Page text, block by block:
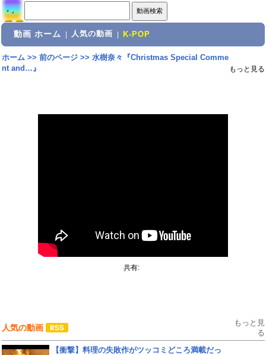
動画 ホーム 人気の動画 K-POP
ホーム>> 前のページ>> 水樹奈々『Christmas Special Comme
nt and…』
もっと見る
共有:
人気の動画
もっと見
る
【衝撃】料理の失敗作がツッコミどころ満載だっ